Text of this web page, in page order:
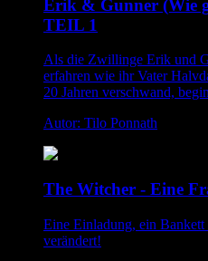
Erik & Gunner (Wie
TEIL 1
Als die Zwillinge Erik und
erfahren wie ihr Vater
20 Jahren verschwand,
Autor: Tilo Ponnath
The Witcher - Eine
Eine Einladung, ein
verändert!